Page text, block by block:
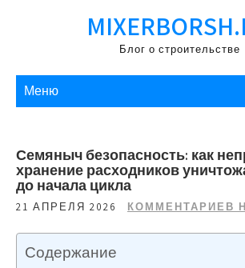
Блог о строительстве
Меню
Семяныч безопасность: как
хранение расходников
до начала цикла
21 АПРЕЛЯ 2026 КОММЕНТАРИЕВ
Содержание